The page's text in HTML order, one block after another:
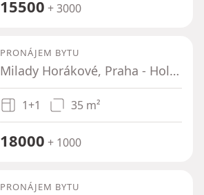
15500 + 3000
PRONÁJEM BYTU
Milady Horákové, Praha - Holešovice
1+1 35 m²
18000 + 1000
PRONÁJEM BYTU